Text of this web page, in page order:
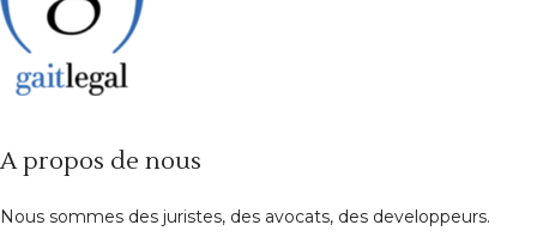
A propos de nous
Nous sommes des juristes, des avocats, des developpeurs.